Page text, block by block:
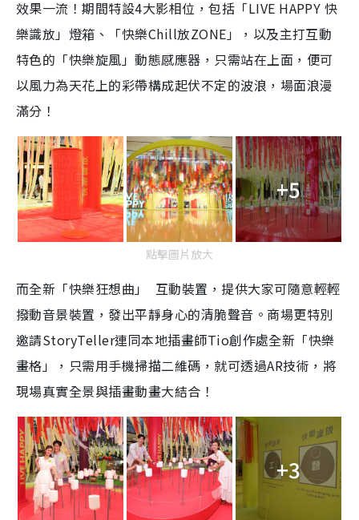
效果一流！期間特設4大影相位，包括「LIVE HAPPY 快
樂識放」燈箱、「快樂Chill放ZONE」，以及主打互動
特色的「快樂旋風」動態感應器，只需站在上面，便可
以風力為天花上的彩帶構成起伏不定的波浪，場面浪漫
滿分！
+5
點擊圖片放大
而全新「快樂狂想曲」 互動裝置，提供大家可隨意輕輕
撥動音景裝置，發出平靜身心的清脆聲音。商場更特別
邀請StoryTeller連同本地插畫師Tio創作處全新「快樂
畫格」，只需用手機掃描二維碼，就可透過AR技術，將
現場真實全景與插畫動畫大結合！
+3